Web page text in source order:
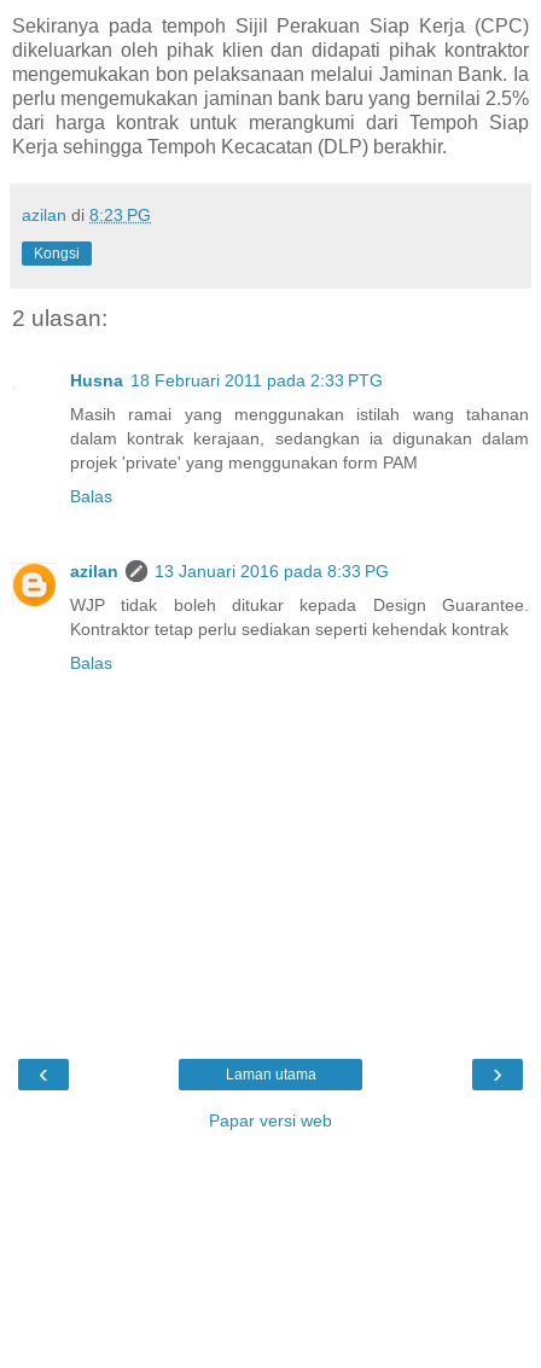
Sekiranya pada tempoh Sijil Perakuan Siap Kerja (CPC)
dikeluarkan oleh pihak klien dan didapati pihak kontraktor
mengemukakan bon pelaksanaan melalui Jaminan Bank. Ia
perlu mengemukakan jaminan bank baru yang bernilai 2.5%
dari harga kontrak untuk merangkumi dari Tempoh Siap
Kerja sehingga Tempoh Kecacatan (DLP) berakhir.
azilan di 8:23 PG
Kongsi
2 ulasan:
Husna 18 Februari 2011 pada 2:33 PTG
Masih ramai yang menggunakan istilah wang tahanan
dalam kontrak kerajaan, sedangkan ia digunakan dalam
projek 'private' yang menggunakan form PAM
Balas
azilan
13 Januari 2016 pada 8:33 PG
WJP tidak boleh ditukar kepada Design Guarantee.
Kontraktor tetap perlu sediakan seperti kehendak kontrak
Balas
‹ ›
Laman utama
Papar versi web